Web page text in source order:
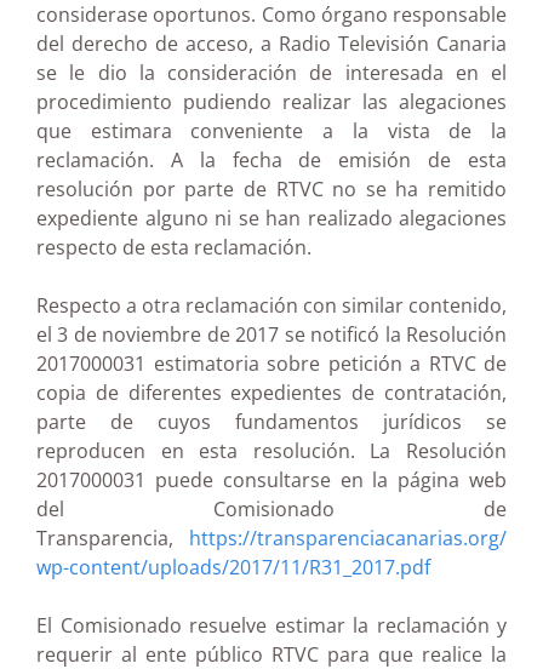
considerase oportunos. Como órgano responsable
del derecho de acceso, a Radio Televisión Canaria
se le dio la consideración de interesada en el
procedimiento pudiendo realizar las alegaciones
que estimara conveniente a la vista de la
reclamación. A la fecha de emisión de esta
resolución por parte de RTVC no se ha remitido
expediente alguno ni se han realizado alegaciones
respecto de esta reclamación.
Respecto a otra reclamación con similar contenido,
el 3 de noviembre de 2017 se notificó la Resolución
2017000031 estimatoria sobre petición a RTVC de
copia de diferentes expedientes de contratación,
parte de cuyos fundamentos jurídicos se
reproducen en esta resolución. La Resolución
2017000031 puede consultarse en la página web
del Comisionado de
Transparencia, https://transparenciacanarias.org/
wp-content/uploads/2017/11/R31_2017.pdf
El Comisionado resuelve estimar la reclamación y
requerir al ente público RTVC para que realice la